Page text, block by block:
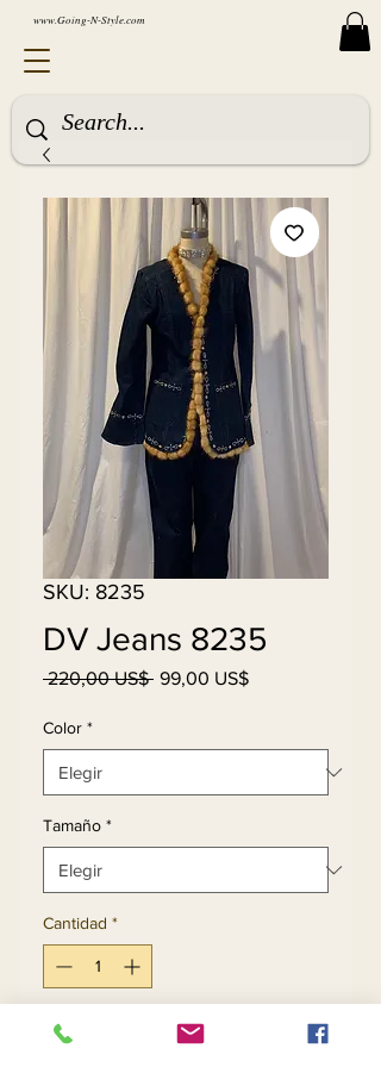
www.Going-N-Style.com
SKU: 8235
DV Jeans 8235
220,00 US$ Precio
99,00 US$Precio
Color *
Tamaño *
Cantidad *
Agregar al carrito